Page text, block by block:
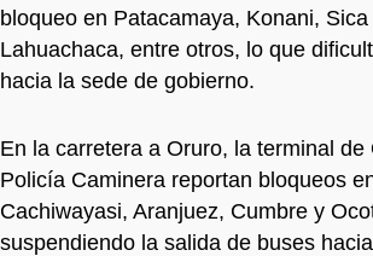
bloqueo en Patacamaya, Konani,
Lahuachaca, entre otros, lo que
hacia la sede de gobierno.
En la carretera a Oruro, la terminal de
Policía Caminera reportan bloqueos
Cachiwayasi, Aranjuez, Cumbre y
suspendiendo la salida de buses